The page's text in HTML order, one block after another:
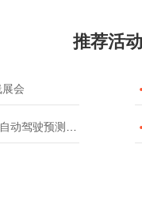
推荐活动
会 
测模型挑战赛 